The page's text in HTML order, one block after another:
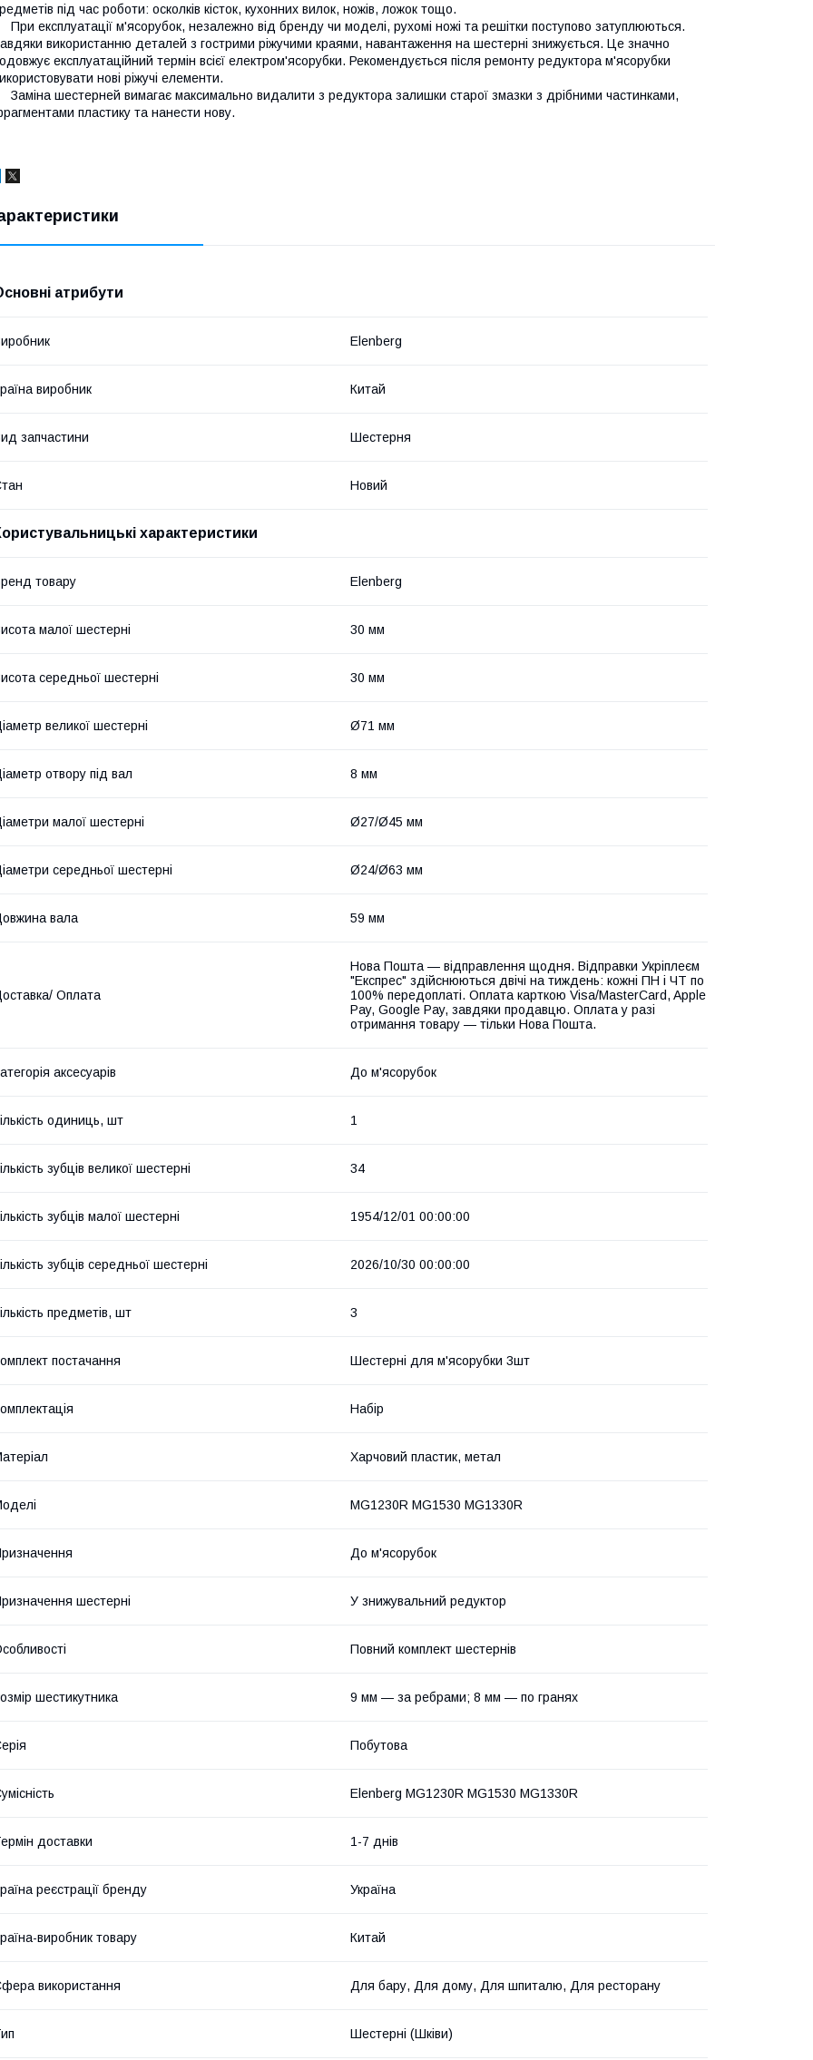
під час роботи: осколків кісток, кухонних вилок, ножів, ложок тощо.
При експлуатації м'ясорубок, незалежно від бренду чи моделі, рухомі ножі та решітки поступово затуплюються.
використанню деталей з гострими ріжучими краями, навантаження на шестерні знижується. Це значно
експлуатаційний термін всієї електром'ясорубки. Рекомендується після ремонту редуктора м'ясорубки
нові ріжучі елементи.
Заміна шестерней вимагає максимально видалити з редуктора залишки старої змазки з дрібними частинками,
пластику та нанести нову.
атрибути
Elenberg
виробник Китай
запчастини Шестерня
Новий
характеристики
товару Elenberg
малої шестерні 30 мм
середньої шестерні 30 мм
великої шестерні Ø71 мм
отвору під вал 8 мм
малої шестерні Ø27/Ø45 мм
середньої шестерні Ø24/Ø63 мм
вала 59 мм
Оплата
Нова Пошта — відправлення щодня. Відправки Укріплеєм
"Експрес" здійснюються двічі на тиждень: кожні ПН і ЧТ по
100% передоплаті. Оплата карткою Visa/MasterCard, Apple
Pay, Google Pay, завдяки продавцю. Оплата у разі
отримання товару — тільки Нова Пошта.
аксесуарів До м'ясорубок
одиниць, шт 1
зубців великої шестерні 34
зубців малої шестерні 1954/12/01 00:00:00
зубців середньої шестерні 2026/10/30 00:00:00
предметів, шт 3
постачання Шестерні для м'ясорубки 3шт
Набір
Харчовий пластик, метал
MG1230R MG1530 MG1330R
До м'ясорубок
шестерні У знижувальний редуктор
Повний комплект шестернів
шестикутника 9 мм — за ребрами; 8 мм — по гранях
Побутова
Elenberg MG1230R MG1530 MG1330R
доставки 1-7 днів
реєстрації бренду Україна
виробник товару Китай
використання Для бару, Для дому, Для шпиталю, Для ресторану
Шестерні (Шківи)